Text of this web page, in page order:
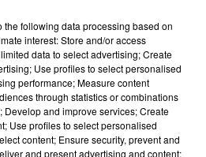
the following data processing based on
interest: Store and/or access
data to select advertising; Create
Use profiles to select personalised
performance; Measure content
through statistics or combinations
Develop and improve services; Create
Use profiles to select personalised
content; Ensure security, prevent and
and present advertising and content;